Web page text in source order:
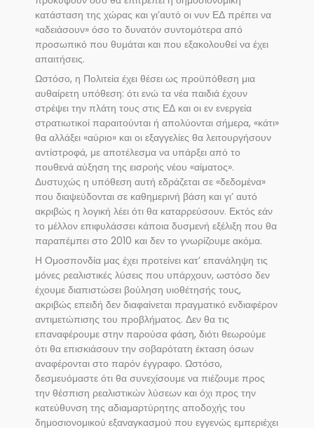
κατάσταση της χώρας και γι’αυτό οι νυν ΕΔ πρέπει να
«αδειάσουν» όσο το δυνατόν συντομότερα από
προσωπικό που θυμάται και που εξακολουθεί να έχει
απαιτήσεις.
Ωστόσο, η Πολιτεία έχει θέσει ως προϋπόθεση μια
αυθαίρετη υπόθεση: ότι ενώ τα νέα παιδιά έχουν
στρέψει την πλάτη τους στις ΕΔ και οι εν ενεργεία
στρατιωτικοί παραιτούνται ή απολύονται σήμερα, «κάτι»
θα αλλάξει «αύριο» και οι εξαγγελίες θα λειτουργήσουν
αντίστροφά, με αποτέλεσμα να υπάρξει από το
πουθενά αύξηση της εισροής νέου «αίματος».
Δυστυχώς η υπόθεση αυτή εδράζεται σε «δεδομένα»
που διαψεύδονται σε καθημερινή βάση και γι’ αυτό
ακριβώς η λογική λέει ότι θα καταρρεύσουν. Εκτός εάν
το μέλλον επιφυλάσσει κάποια δυσμενή εξέλιξη που θα
παραπέμπει στο 2010 και δεν το γνωρίζουμε ακόμα.
Η Ομοσπονδία μας έχει προτείνει κατ’ επανάληψη τις
μόνες ρεαλιστικές λύσεις που υπάρχουν, ωστόσο δεν
έχουμε διαπιστώσει βούληση υιοθέτησής τους,
ακριβώς επειδή δεν διαφαίνεται πραγματικό ενδιαφέρον
αντιμετώπισης του προβλήματος. Δεν θα τις
επαναφέρουμε στην παρούσα φάση, διότι θεωρούμε
ότι θα επισκιάσουν την σοβαρότατη έκταση όσων
αναφέρονται στο παρόν έγγραφο. Ωστόσο,
δεσμευόμαστε ότι θα συνεχίσουμε να πιέζουμε προς
την θέσπιση ρεαλιστικών λύσεων και όχι προς την
κατεύθυνση της αδιαμαρτύρητης αποδοχής του
δημοσιονομικού εξαναγκασμού που εγγενώς εμπεριέχει